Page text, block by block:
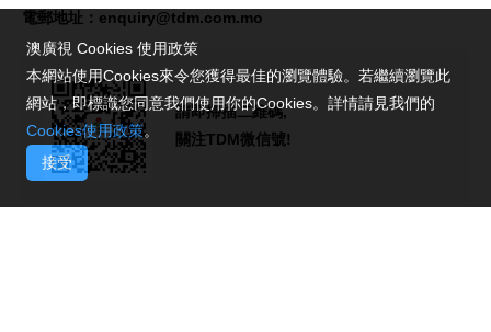
電郵地址： enquiry@tdm.com.mo
請即掃描二維碼,
關注TDM微信號!
澳廣視 Cookies 使用政策
本網站使用Cookies來令您獲得最佳的瀏覽體驗。若繼續瀏覽此
網站，即標識您同意我們使用你的Cookies。詳情請見我們的
Cookies使用政策。
接受